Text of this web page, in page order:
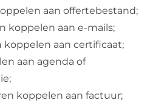
aan offertebestand;
koppelen aan e-mails;
koppelen aan certificaat;
aan agenda of
koppelen aan factuur;